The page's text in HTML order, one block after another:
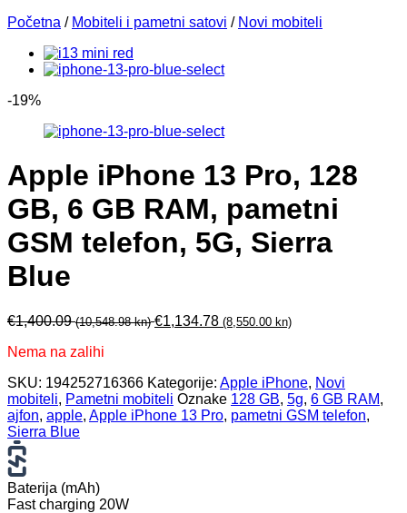
Početna / Mobiteli i pametni satovi / Novi mobiteli
-19%
Apple iPhone 13 Pro, 128
GB, 6 GB RAM, pametni
GSM telefon, 5G, Sierra
Blue
€1,400.09 (10,548.98 kn) €1,134.78 (8,550.00 kn)
Nema na zalihi
SKU: 194252716366 Kategorije: Apple iPhone, Novi
mobiteli, Pametni mobiteli Oznake 128 GB, 5g, 6 GB RAM,
ajfon, apple, Apple iPhone 13 Pro, pametni GSM telefon,
Sierra Blue
Baterija (mAh)
Fast charging 20W